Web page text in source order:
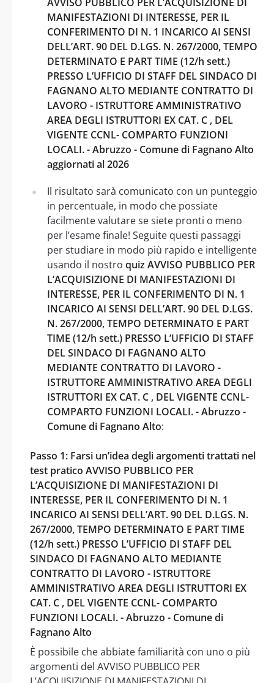
MANIFESTAZIONI DI INTERESSE, PER IL
CONFERIMENTO DI N. 1 INCARICO AI SENSI
DELL’ART. 90 DEL D.LGS. N. 267/2000, TEMPO
DETERMINATO E PART TIME (12/h sett.)
PRESSO L’UFFICIO DI STAFF DEL SINDACO DI
FAGNANO ALTO MEDIANTE CONTRATTO DI
LAVORO - ISTRUTTORE AMMINISTRATIVO
AREA DEGLI ISTRUTTORI EX CAT. C , DEL
VIGENTE CCNL- COMPARTO FUNZIONI
LOCALI. - Abruzzo - Comune di Fagnano Alto
aggiornati al 2026
Il risultato sarà comunicato con un punteggio
in percentuale, in modo che possiate
facilmente valutare se siete pronti o meno
per l’esame finale! Seguite questi passaggi
per studiare in modo più rapido e intelligente
usando il nostro quiz AVVISO PUBBLICO PER
L’ACQUISIZIONE DI MANIFESTAZIONI DI
INTERESSE, PER IL CONFERIMENTO DI N. 1
INCARICO AI SENSI DELL’ART. 90 DEL D.LGS.
N. 267/2000, TEMPO DETERMINATO E PART
TIME (12/h sett.) PRESSO L’UFFICIO DI STAFF
DEL SINDACO DI FAGNANO ALTO
MEDIANTE CONTRATTO DI LAVORO -
ISTRUTTORE AMMINISTRATIVO AREA DEGLI
ISTRUTTORI EX CAT. C , DEL VIGENTE CCNL-
COMPARTO FUNZIONI LOCALI. - Abruzzo -
Comune di Fagnano Alto:
Passo 1: Farsi un’idea degli argomenti trattati nel
test pratico AVVISO PUBBLICO PER
L’ACQUISIZIONE DI MANIFESTAZIONI DI
INTERESSE, PER IL CONFERIMENTO DI N. 1
INCARICO AI SENSI DELL’ART. 90 DEL D.LGS. N.
267/2000, TEMPO DETERMINATO E PART TIME
(12/h sett.) PRESSO L’UFFICIO DI STAFF DEL
SINDACO DI FAGNANO ALTO MEDIANTE
CONTRATTO DI LAVORO - ISTRUTTORE
AMMINISTRATIVO AREA DEGLI ISTRUTTORI EX
CAT. C , DEL VIGENTE CCNL- COMPARTO
FUNZIONI LOCALI. - Abruzzo - Comune di
Fagnano Alto
È possibile che abbiate familiarità con uno o più
argomenti del AVVISO PUBBLICO PER